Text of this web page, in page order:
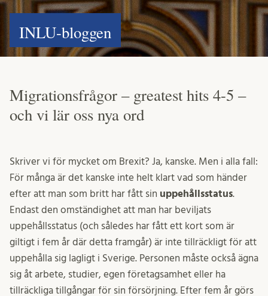
INLU-bloggen
Migrationsfrågor – greatest hits 4-5 –
och vi lär oss nya ord
Skriver vi för mycket om Brexit? Ja, kanske. Men i alla fall:
För många är det kanske inte helt klart vad som händer
efter att man som britt har fått sin uppehållsstatus.
Endast den omständighet att man har beviljats
uppehållsstatus (och således har fått ett kort som är
giltigt i fem år där detta framgår) är inte tillräckligt för att
uppehålla sig lagligt i Sverige. Personen måste också ägna
sig åt arbete, studier, egen företagsamhet eller ha
tillräckliga tillgångar för sin försörjning. Efter fem år görs